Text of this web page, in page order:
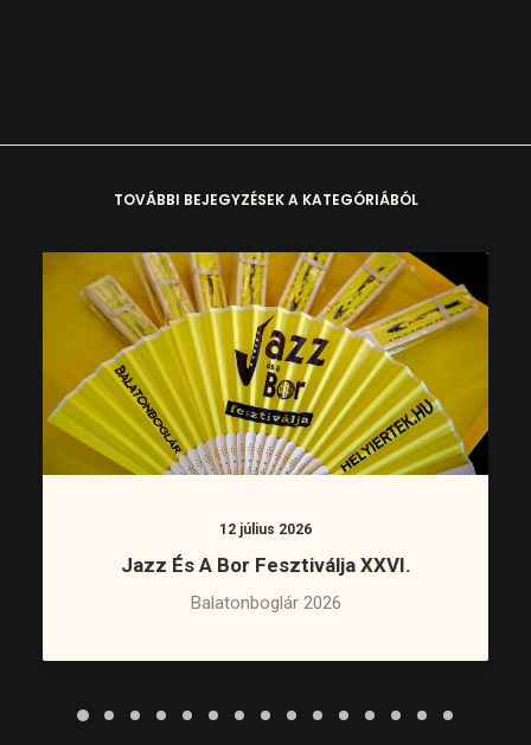
TOVÁBBI BEJEGYZÉSEK A KATEGÓRIÁBÓL
12 július 2026
Jazz És A Bor Fesztiválja XXVI.
Balatonboglár 2026